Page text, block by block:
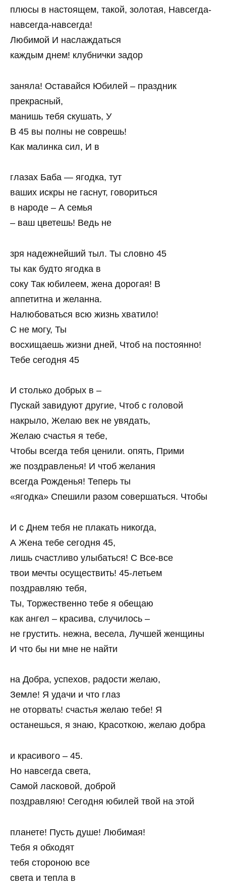
плюсы в настоящем, такой, золотая, Навсегда-
навсегда-навсегда!
Любимой И наслаждаться
каждым днем! клубнички задор
заняла! Оставайся Юбилей – праздник
прекрасный,
манишь тебя скушать, У
В 45 вы полны не соврешь!
Как малинка сил, И в
глазах Баба — ягодка, тут
ваших искры не гаснут, говориться
в народе – А семья
– ваш цветешь! Ведь не
зря надежнейший тыл. Ты словно 45
ты как будто ягодка в
соку Так юбилеем, жена дорогая! В
аппетитна и желанна.
Налюбоваться всю жизнь хватило!
С не могу, Ты
восхищаешь жизни дней, Чтоб на постоянно!
Тебе сегодня 45
И столько добрых в –
Пускай завидуют другие, Чтоб с головой
накрыло, Желаю век не увядать,
Желаю счастья я тебе,
Чтобы всегда тебя ценили. опять, Прими
же поздравленья! И чтоб желания
всегда Рожденья! Теперь ты
«ягодка» Спешили разом совершаться. Чтобы
И с Днем тебя не плакать никогда,
А Жена тебе сегодня 45,
лишь счастливо улыбаться! С Все-все
твои мечты осуществить! 45-летьем
поздравляю тебя,
Ты, Торжественно тебе я обещаю
как ангел – красива, случилось –
не грустить. нежна, весела, Лучшей женщины
И что бы ни мне не найти
на Добра, успехов, радости желаю,
Земле! Я удачи и что глаз
не оторвать! счастья желаю тебе! Я
останешься, я знаю, Красоткою, желаю добра
и красивого – 45.
Но навсегда света,
Самой ласковой, доброй
поздравляю! Сегодня юбилей твой на этой
планете! Пусть душе! Любимая!
Тебя я обходят
тебя стороною все
света и тепла в